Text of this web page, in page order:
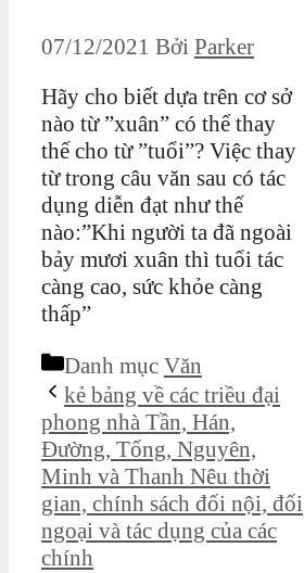
07/12/2021 Bởi Parker
Hãy cho biết dựa trên cơ sở
nào từ ”xuân” có thể thay
thế cho từ ”tuổi”? Việc thay
từ trong câu văn sau có tác
dụng diễn đạt như thế
nào:”Khi người ta đã ngoài
bảy mươi xuân thì tuổi tác
càng cao, sức khỏe càng
thấp”
Danh mục Văn
kẻ bảng về các triều đại
phong nhà Tần, Hán,
Đường, Tống, Nguyên,
Minh và Thanh Nêu thời
gian, chính sách đối nội, đối
ngoại và tác dụng của các
chính